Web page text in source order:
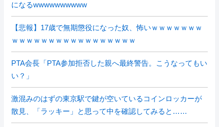
になるwwwwwwwwww
【悲報】17歳で無期懲役になった奴、怖いｗｗｗｗｗｗｗ
ｗｗｗｗｗｗｗｗｗｗｗｗｗｗｗｗｗ
PTA会長「PTA参加拒否した親へ最終警告。こうなってもい
い？」
激混みのはずの東京駅で鍵が空いているコインロッカーが
散見、「ラッキー」と思って中を確認してみると……